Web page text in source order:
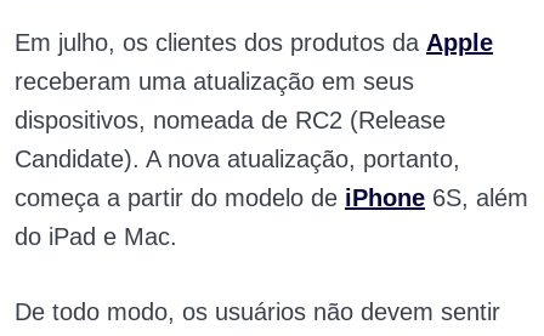
Em julho, os clientes dos produtos da Apple
receberam uma atualização em seus
dispositivos, nomeada de RC2 (Release
Candidate). A nova atualização, portanto,
começa a partir do modelo de iPhone 6S, além
do iPad e Mac.
De todo modo, os usuários não devem sentir